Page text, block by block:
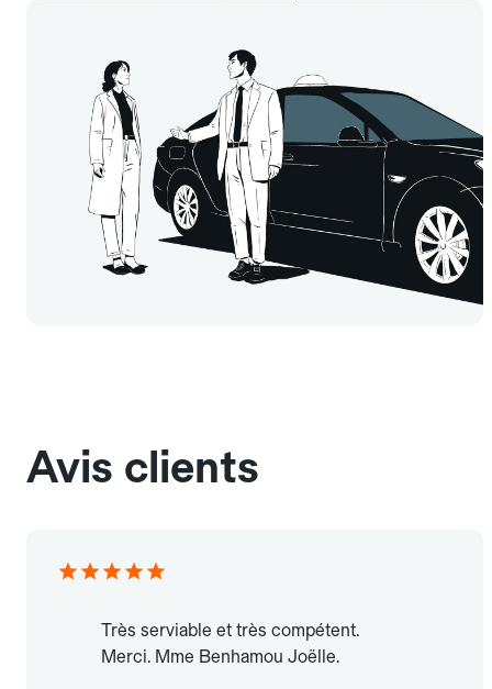
Avis clients
Très serviable et très compétent.
Merci. Mme Benhamou Joëlle.